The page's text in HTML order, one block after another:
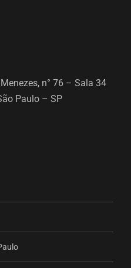
n° 76 – Sala 34
Paulo – SP